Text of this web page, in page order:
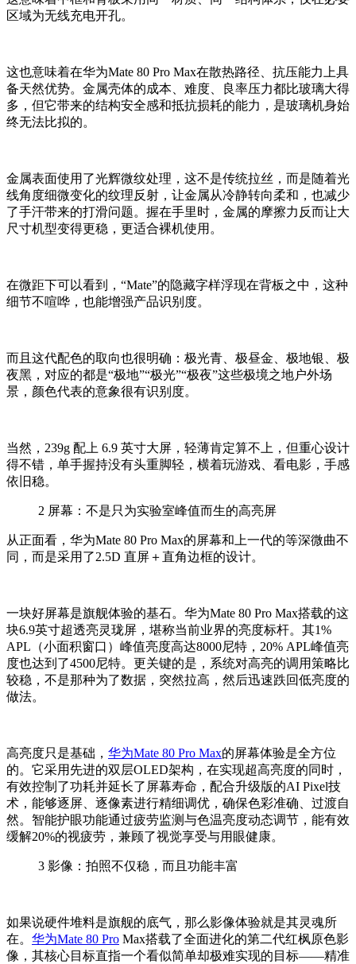
区域为无线充电开孔。
这也意味着在华为Mate 80 Pro Max在散热路径、抗压能力上具
备天然优势。金属壳体的成本、难度、良率压力都比玻璃大得
多，但它带来的结构安全感和抵抗损耗的能力，是玻璃机身始
终无法比拟的。
金属表面使用了光辉微纹处理，这不是传统拉丝，而是随着光
线角度细微变化的纹理反射，让金属从冷静转向柔和，也减少
了手汗带来的打滑问题。握在手里时，金属的摩擦力反而让大
尺寸机型变得更稳，更适合裸机使用。
在微距下可以看到
，“Mate”的隐藏字样浮现在背板之中，这种
细节不喧哗， 也能增强产品识别度。
而且 这代配色的取向也很明确：极光青、极昼金、极地银、极
夜黑，对应的都是“极地”“极光”“极夜”这些极境之地户外场
景 ，颜色代表的意象很有识别度。
当然，239g 配上 6.9 英寸大屏，轻薄肯定算不上，但重心设计
得不错，单手握持没有头重脚轻 ， 横着玩游戏、看电影 ，手感
依旧稳。
2 屏幕：不是只为实验室峰值而生的高亮屏
从正面看， 华为Mate 80 Pro Max的屏幕和上一代的等深微曲不
同 ，而是采用了2.5D 直屏＋直角边框的设计。
一块好屏幕是旗舰体验的基石。 华为Mate 80 Pro Max搭载的这
块6.9英寸超透亮灵珑屏，堪称当前业界的亮度标杆。其1%
APL（小面积窗口）峰值亮度高达8000尼特，20% APL峰值亮
度也达到了4500尼特。更关键的是，系统对高亮的调用策略比
较稳，不是那种为了数据，突然拉高，然后迅速跌回低亮度的
做法。
高亮度只是基础， 华为Mate 80 Pro Max的屏幕体验是全方位
的。它采用先进的双层OLED架构，在实现超高亮度的同时，
有效控制了功耗并延长了屏幕寿命，配合升级版的AI Pixel技
术，能够逐屏、逐像素进行精细调优，确保色彩准确、过渡自
然。智能护眼功能通过疲劳监测与色温亮度动态调节，能有效
缓解20%的视疲劳，兼顾了视觉享受与用眼健康。
3 影像：拍照不仅稳，而且功能丰富
如果说硬件堆料是旗舰的底气，那么影像体验就是其灵魂所
在。 华为Mate 80 Pro Max搭载了全面进化的第二代红枫原色影
像，其核心目标直指一个看似简单却极难实现的目标——精准